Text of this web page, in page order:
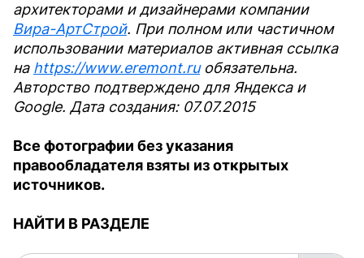
архитекторами и дизайнерами компании
Вира-АртСтрой. При полном или частичном
использовании материалов активная ссылка
на https://www.eremont.ruобязательна.
Авторство подтверждено для Яндекса и
Google. Дата создания: 07.07.2015
Все фотографии без указания
правообладателя взяты из открытых
источников.
НАЙТИ В РАЗДЕЛЕ